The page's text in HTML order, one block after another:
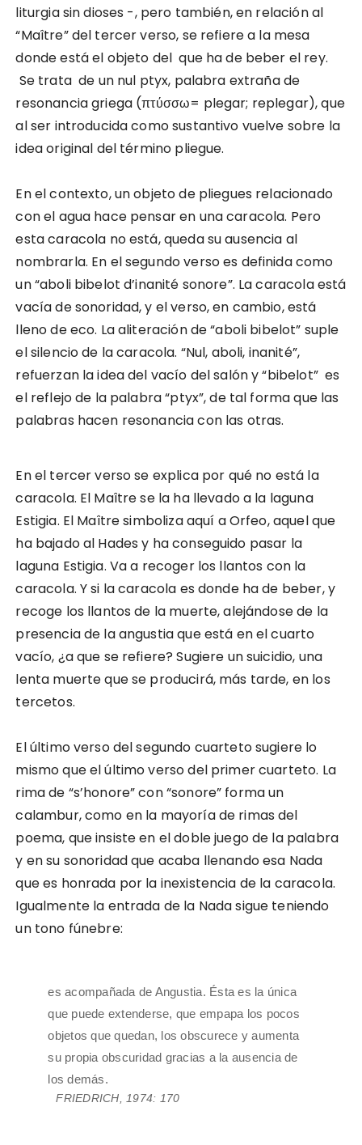
liturgia sin dioses -, pero también, en relación al
“Maître” del tercer verso, se refiere a la mesa
donde está el objeto del que ha de beber el rey.
Se trata de un nul ptyx, palabra extraña de
resonancia griega (πτύσσω= plegar; replegar), que
al ser introducida como sustantivo vuelve sobre la
idea original del término pliegue.
En el contexto, un objeto de pliegues relacionado
con el agua hace pensar en una caracola. Pero
esta caracola no está, queda su ausencia al
nombrarla. En el segundo verso es definida como
un “aboli bibelot d’inanité sonore”. La caracola está
vacía de sonoridad, y el verso, en cambio, está
lleno de eco. La aliteración de “aboli bibelot” suple
el silencio de la caracola. “Nul, aboli, inanité”,
refuerzan la idea del vacío del salón y “bibelot” es
el reflejo de la palabra “ptyx”, de tal forma que las
palabras hacen resonancia con las otras.
En el tercer verso se explica por qué no está la
caracola. El Maître se la ha llevado a la laguna
Estigia. El Maître simboliza aquí a Orfeo, aquel que
ha bajado al Hades y ha conseguido pasar la
laguna Estigia. Va a recoger los llantos con la
caracola. Y si la caracola es donde ha de beber, y
recoge los llantos de la muerte, alejándose de la
presencia de la angustia que está en el cuarto
vacío, ¿a que se refiere? Sugiere un suicidio, una
lenta muerte que se producirá, más tarde, en los
tercetos.
El último verso del segundo cuarteto sugiere lo
mismo que el último verso del primer cuarteto. La
rima de “s’honore” con “sonore” forma un
calambur, como en la mayoría de rimas del
poema, que insiste en el doble juego de la palabra
y en su sonoridad que acaba llenando esa Nada
que es honrada por la inexistencia de la caracola.
Igualmente la entrada de la Nada sigue teniendo
un tono fúnebre:
es acompañada de Angustia. Ésta es la única
que puede extenderse, que empapa los pocos
objetos que quedan, los obscurece y aumenta
su propia obscuridad gracias a la ausencia de
los demás.
FRIEDRICH, 1974: 170